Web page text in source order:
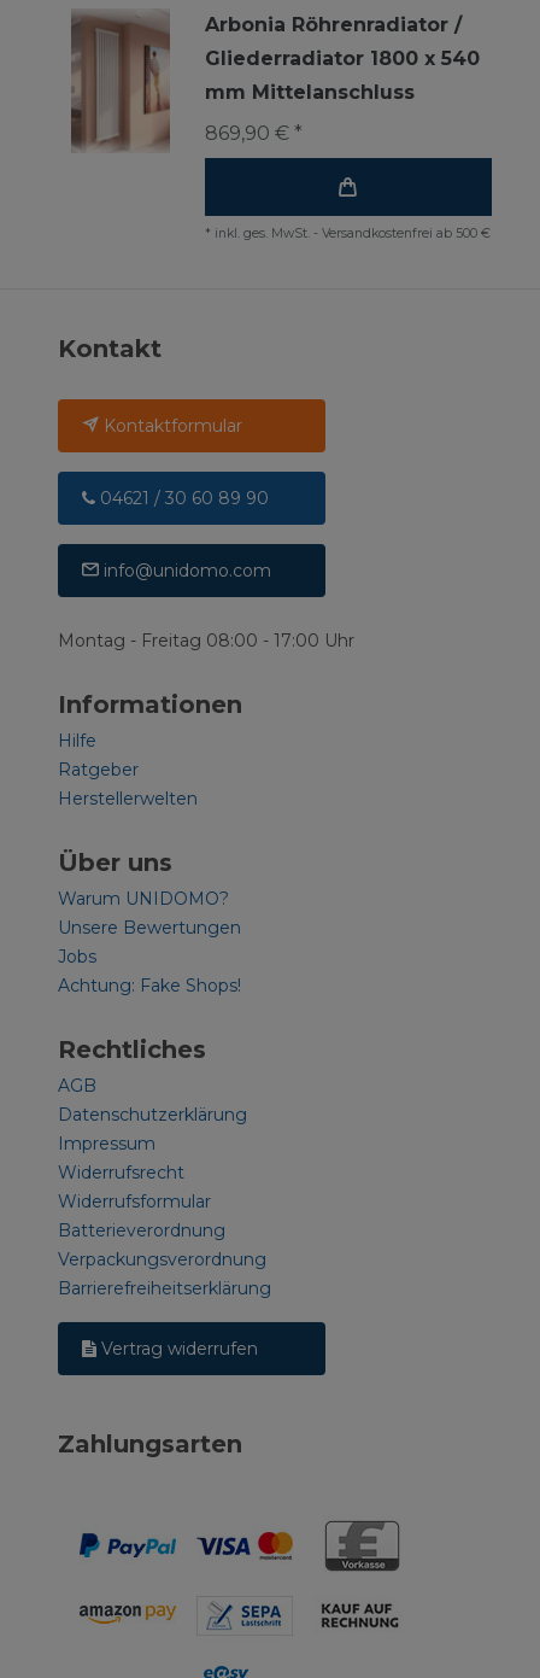
Arbonia Röhrenradiator /
Gliederradiator 1800 x 540
mm Mittelanschluss
869,90 € *
* inkl. ges. MwSt. - Versandkostenfrei ab 500 €
Kontakt
Kontaktformular
04621 / 30 60 89 90
info@unidomo.com
Montag - Freitag 08:00 - 17:00 Uhr
Informationen
Hilfe
Ratgeber
Herstellerwelten
Über uns
Warum UNIDOMO?
Unsere Bewertungen
Jobs
Achtung: Fake Shops!
Rechtliches
AGB
Datenschutzerklärung
Impressum
Widerrufsrecht
Widerrufsformular
Batterieverordnung
Verpackungsverordnung
Barrierefreiheitserklärung
Vertrag widerrufen
Zahlungsarten